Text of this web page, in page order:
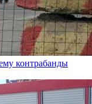
контрабанды